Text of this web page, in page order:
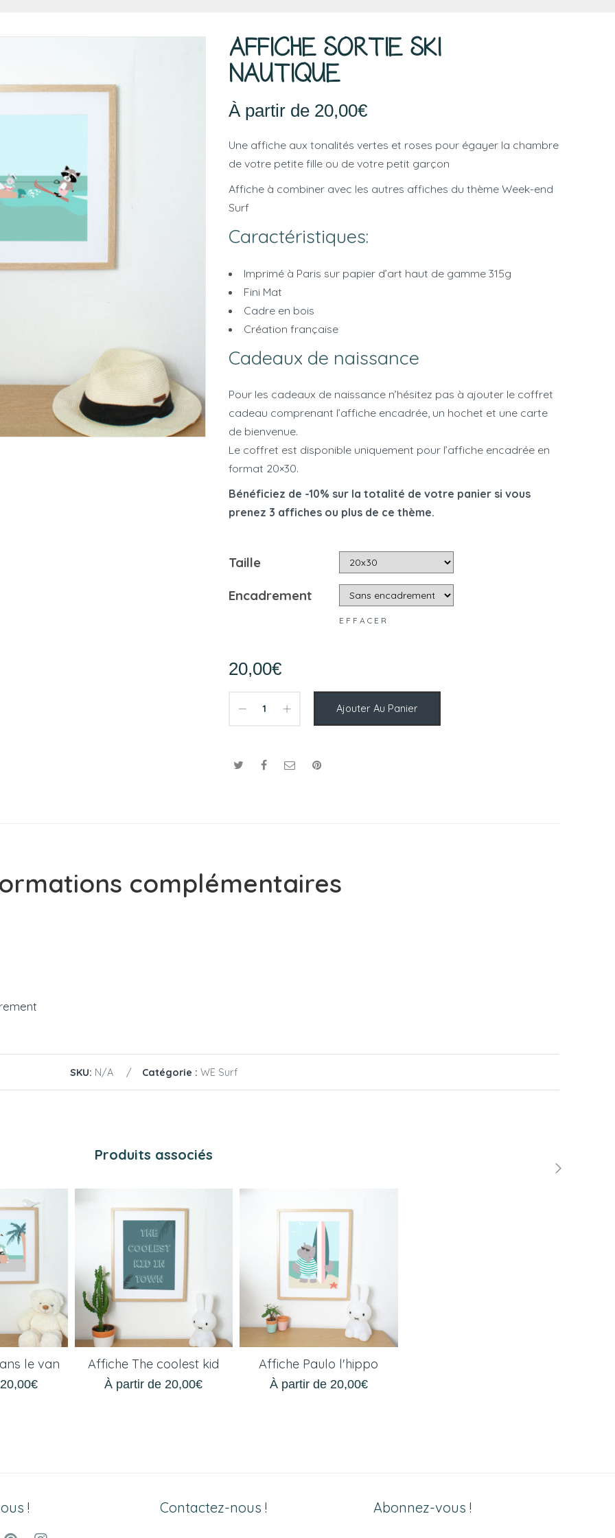
AFFICHE SORTIE SKI
NAUTIQUE
À partir de 20,00€
Une affiche aux tonalités vertes et roses pour égayer la chambre
de votre petite fille ou de votre petit garçon
Affiche à combiner avec les autres affiches du thème Week-end
Surf
Caractéristiques:
Imprimé à Paris sur papier d’art haut de gamme 315g
Fini Mat
Cadre en bois
Création française
Cadeaux de naissance
Pour les cadeaux de naissance n’hésitez pas à ajouter le coffret
cadeau comprenant l’affiche encadrée, un hochet et une carte
de bienvenue.
Le coffret est disponible uniquement pour l’affiche encadrée en
format 20×30.
Bénéficiez de -10% sur la totalité de votre panier si vous
prenez 3 affiches ou plus de ce thème.
Taille
Encadrement
EFFACER
20,00€
Ajouter Au Panier
complémentaires
SKU: N/A Catégorie : WE Surf
Produits associés
le van
20,00€
Affiche The coolest kid
À partir de 20,00€
Affiche Paulo l'hippo
À partir de 20,00€
! Contactez-nous ! Abonnez-vous !